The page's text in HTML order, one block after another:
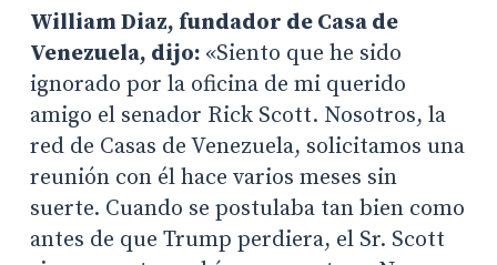
William Diaz, fundador de Casa de
Venezuela, dijo: «Siento que he sido
ignorado por la oficina de mi querido
amigo el senador Rick Scott. Nosotros, la
red de Casas de Venezuela, solicitamos una
reunión con él hace varios meses sin
suerte. Cuando se postulaba tan bien como
antes de que Trump perdiera, el Sr. Scott